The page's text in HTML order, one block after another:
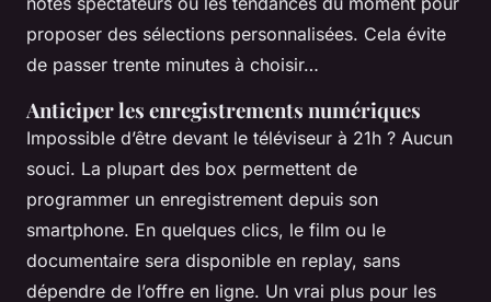
proposer des sélections personnalisées. Cela évite
de passer trente minutes à choisir…
Anticiper les enregistrements numériques
Impossible d’être devant le téléviseur à 21h ? Aucun
souci. La plupart des box permettent de
programmer un enregistrement depuis son
smartphone. En quelques clics, le film ou le
documentaire sera disponible en replay, sans
dépendre de l’offre en ligne. Un vrai plus pour les